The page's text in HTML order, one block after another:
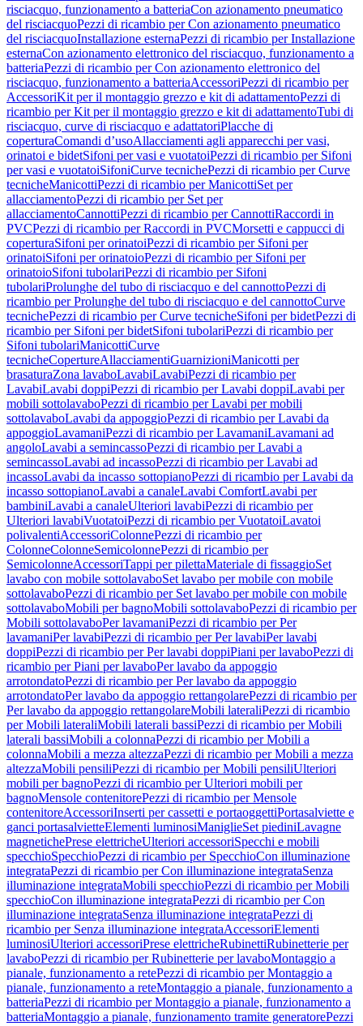
risciacquo, funzionamento a batteriaCon azionamento pneumatico
del risciacquoPezzi di ricambio per Con azionamento pneumatico
del risciacquoInstallazione esternaPezzi di ricambio per Installazione
esternaCon azionamento elettronico del risciacquo, funzionamento a
batteriaPezzi di ricambio per Con azionamento elettronico del
risciacquo, funzionamento a batteriaAccessoriPezzi di ricambio per
AccessoriKit per il montaggio grezzo e kit di adattamentoPezzi di
ricambio per Kit per il montaggio grezzo e kit di adattamentoTubi di
risciacquo, curve di risciacquo e adattatoriPlacche di
coperturaComandi d’usoAllacciamenti agli apparecchi per vasi,
orinatoi e bidetSifoni per vasi e vuotatoiPezzi di ricambio per Sifoni
per vasi e vuotatoiSifoniCurve tecnichePezzi di ricambio per Curve
tecnicheManicottiPezzi di ricambio per ManicottiSet per
allacciamentoPezzi di ricambio per Set per
allacciamentoCannottiPezzi di ricambio per CannottiRaccordi in
PVCPezzi di ricambio per Raccordi in PVCMorsetti e cappucci di
coperturaSifoni per orinatoiPezzi di ricambio per Sifoni per
orinatoiSifoni per orinatoioPezzi di ricambio per Sifoni per
orinatoioSifoni tubolariPezzi di ricambio per Sifoni
tubolariProlunghe del tubo di risciacquo e del cannottoPezzi di
ricambio per Prolunghe del tubo di risciacquo e del cannottoCurve
tecnichePezzi di ricambio per Curve tecnicheSifoni per bidetPezzi di
ricambio per Sifoni per bidetSifoni tubolariPezzi di ricambio per
Sifoni tubolariManicottiCurve
tecnicheCopertureAllacciamentiGuarnizioniManicotti per
brasaturaZona lavaboLavabiLavabiPezzi di ricambio per
LavabiLavabi doppiPezzi di ricambio per Lavabi doppiLavabi per
mobili sottolavaboPezzi di ricambio per Lavabi per mobili
sottolavaboLavabi da appoggioPezzi di ricambio per Lavabi da
appoggioLavamaniPezzi di ricambio per LavamaniLavamani ad
angoloLavabi a semincassoPezzi di ricambio per Lavabi a
semincassoLavabi ad incassoPezzi di ricambio per Lavabi ad
incassoLavabi da incasso sottopianoPezzi di ricambio per Lavabi da
incasso sottopianoLavabi a canaleLavabi ComfortLavabi per
bambiniLavabi a canaleUlteriori lavabiPezzi di ricambio per
Ulteriori lavabiVuotatoiPezzi di ricambio per VuotatoiLavatoi
polivalentiAccessoriColonnePezzi di ricambio per
ColonneColonneSemicolonnePezzi di ricambio per
SemicolonneAccessoriTappi per pilettaMateriale di fissaggioSet
lavabo con mobile sottolavaboSet lavabo per mobile con mobile
sottolavaboPezzi di ricambio per Set lavabo per mobile con mobile
sottolavaboMobili per bagnoMobili sottolavaboPezzi di ricambio per
Mobili sottolavaboPer lavamaniPezzi di ricambio per Per
lavamaniPer lavabiPezzi di ricambio per Per lavabiPer lavabi
doppiPezzi di ricambio per Per lavabi doppiPiani per lavaboPezzi di
ricambio per Piani per lavaboPer lavabo da appoggio
arrotondatoPezzi di ricambio per Per lavabo da appoggio
arrotondatoPer lavabo da appoggio rettangolarePezzi di ricambio per
Per lavabo da appoggio rettangolareMobili lateraliPezzi di ricambio
per Mobili lateraliMobili laterali bassiPezzi di ricambio per Mobili
laterali bassiMobili a colonnaPezzi di ricambio per Mobili a
colonnaMobili a mezza altezzaPezzi di ricambio per Mobili a mezza
altezzaMobili pensiliPezzi di ricambio per Mobili pensiliUlteriori
mobili per bagnoPezzi di ricambio per Ulteriori mobili per
bagnoMensole contenitorePezzi di ricambio per Mensole
contenitoreAccessoriInserti per cassetti e portaoggettiPortasalviette e
ganci portasalvietteElementi luminosiManiglieSet piediniLavagne
magnetichePrese elettricheUlteriori accessoriSpecchi e mobili
specchioSpecchioPezzi di ricambio per SpecchioCon illuminazione
integrataPezzi di ricambio per Con illuminazione integrataSenza
illuminazione integrataMobili specchioPezzi di ricambio per Mobili
specchioCon illuminazione integrataPezzi di ricambio per Con
illuminazione integrataSenza illuminazione integrataPezzi di
ricambio per Senza illuminazione integrataAccessoriElementi
luminosiUlteriori accessoriPrese elettricheRubinettiRubinetterie per
lavaboPezzi di ricambio per Rubinetterie per lavaboMontaggio a
pianale, funzionamento a retePezzi di ricambio per Montaggio a
pianale, funzionamento a reteMontaggio a pianale, funzionamento a
batteriaPezzi di ricambio per Montaggio a pianale, funzionamento a
batteriaMontaggio a pianale, funzionamento tramite generatorePezzi